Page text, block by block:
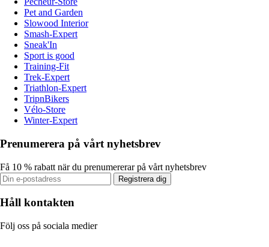
Pet and Garden
Slowood Interior
Smash-Expert
Sneak'In
Sport is good
Training-Fit
Trek-Expert
Triathlon-Expert
TripnBikers
Vélo-Store
Winter-Expert
Prenumerera på vårt nyhetsbrev
Få 10 % rabatt när du prenumererar på vårt nyhetsbrev
Registrera dig
Håll kontakten
Följ oss på sociala medier